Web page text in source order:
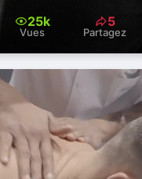
25k
Vues
5
Partagez